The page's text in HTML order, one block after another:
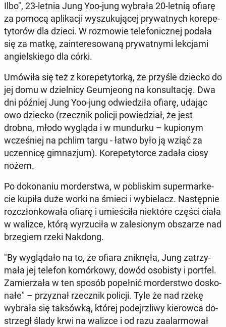
Ilbo", 23-letnia Jung Yoo-jung wybrała 20-letnią ofiarę
za pomocą apli­ka­cji wy­szu­ku­ją­cej pry­wat­nych ko­re­pe­
ty­to­rów dla dzieci. W roz­mo­wie te­le­fo­nicz­nej podała
się za matkę, za­in­te­re­so­wa­ną pry­wat­ny­mi lek­cja­mi
an­giel­skie­go dla córki.
Umówiła się też z ko­re­pe­ty­tor­ką, że przyśle dziecko do
jej domu w dziel­ni­cy Geum­je­ong na kon­sul­ta­cję. Dwa
dni później Jung Yoo-jung od­wie­dzi­ła ofiarę, udając
owo dziecko (rzecz­nik policji po­wie­dział, że jest
drobna, młodo wygląda i w mun­dur­ku – ku­pio­nym
wcze­śniej na pchlim targu - łatwo było ją wziąć za
uczen­ni­cę gim­na­zjum). Ko­re­pe­ty­tor­ce zadała ciosy
nożem.
Po do­ko­na­niu mor­der­stwa, w po­bli­skim su­per­mar­ke­
cie kupiła duże worki na śmieci i wy­bie­lacz. Na­stęp­nie
roz­człon­ko­wa­ła ofiarę i umie­ści­ła nie­któ­re części ciała
w walizce, którą wy­rzu­ci­ła w za­le­sio­nym ob­sza­rze nad
brze­giem rzeki Nakdong.
"By wy­glą­da­ło na to, że ofiara znik­nę­ła, Jung za­trzy­
ma­ła jej telefon ko­mór­ko­wy, dowód oso­bi­sty i portfel.
Za­mie­rza­ła w ten sposób po­peł­nić mor­der­stwo do­sko­
na­łe" – przy­znał rzecz­nik policji. Tyle że nad rzekę
wybrała się tak­sów­ką, której po­dejrz­li­wy kie­row­ca do­
strzegł ślady krwi na walizce i od razu za­alar­mo­wał